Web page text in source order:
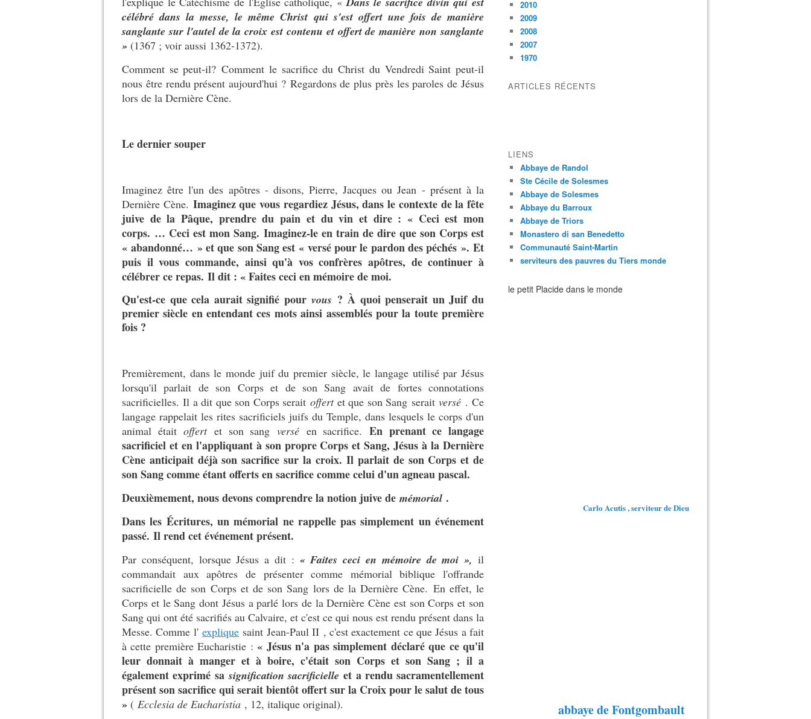
célébré dans la messe, le même Christ qui s'est offert une fois de manière
sanglante sur l'autel de la croix est contenu et offert de manière non sanglante
» (1367 ; voir aussi 1362-1372).
Comment se peut-il? Comment le sacrifice du Christ du Vendredi Saint peut-il
nous être rendu présent aujourd'hui ? Regardons de plus près les paroles de Jésus
lors de la Dernière Cène.
Le dernier souper
Imaginez être l'un des apôtres - disons, Pierre, Jacques ou Jean - présent à la
Dernière Cène. Imaginez que vous regardiez Jésus, dans le contexte de la fête
juive de la Pâque, prendre du pain et du vin et dire : « Ceci est mon
corps. … Ceci est mon Sang. Imaginez-le en train de dire que son Corps est
« abandonné… » et que son Sang est « versé pour le pardon des péchés ». Et
puis il vous commande, ainsi qu'à vos confrères apôtres, de continuer à
célébrer ce repas. Il dit : « Faites ceci en mémoire de moi.
Qu'est-ce que cela aurait signifié pourvous ? À quoi penserait un Juif du
premier siècle en entendant ces mots ainsi assemblés pour la toute première
fois ?
Premièrement, dans le monde juif du premier siècle, le langage utilisé par Jésus
lorsqu'il parlait de son Corps et de son Sang avait de fortes connotations
sacrificielles. Il a dit que son Corps serait offertet que son Sang seraitversé . Ce
langage rappelait les rites sacrificiels juifs du Temple, dans lesquels le corps d'un
animal étaitoffertet son sangversé en sacrifice.En prenant ce langage
sacrificiel et en l'appliquant à son propre Corps et Sang, Jésus à la Dernière
Cène anticipait déjà son sacrifice sur la croix. Il parlait de son Corps et de
son Sang comme étant offerts en sacrifice comme celui d'un agneau pascal.
Deuxièmement, nous devons comprendre la notion juive de mémorial .
Dans les Écritures, un mémorial ne rappelle pas simplement un événement
passé. Il rend cet événement présent.
Par conséquent, lorsque Jésus a dit : « Faites ceci en mémoire de moi »,il
commandait aux apôtres de présenter comme mémorial biblique l'offrande
sacrificielle de son Corps et de son Sang lors de la Dernière Cène. En effet, le
Corps et le Sang dont Jésus a parlé lors de la Dernière Cène est son Corps et son
Sang qui ont été sacrifiés au Calvaire, et c'est ce qui nous est rendu présent dans la
Messe. Comme l'explique saint Jean-Paul II , c'est exactement ce que Jésus a fait
à cette première Eucharistie :« Jésus n'a pas simplement déclaré que ce qu'il
leur donnait à manger et à boire, c'était son Corps et son Sang ; il a
également exprimé sasignification sacrificielleet a rendu sacramentellement
présent son sacrifice qui serait bientôt offert sur la Croix pour le salut de tous
» ( Ecclesia de Eucharistia , 12, italique original).
2010
2009
2008
2007
1970
ARTICLES RÉCENTS
LIENS
Abbaye de Randol
Ste Cécile de Solesmes
Abbaye de Solesmes
Abbaye du Barroux
Abbaye de Triors
Monastero di san Benedetto
Communauté Saint-Martin
serviteurs des pauvres du Tiers monde
le petit Placide dans le monde
Carlo Acutis , serviteur de Dieu
abbaye de Fontgombault